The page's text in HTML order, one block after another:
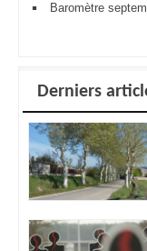
Baromètre
Derniers